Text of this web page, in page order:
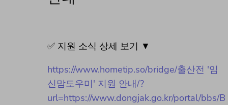
✅ 지원 소식 상세 보기 ▼
https://www.hometip.so/bridge/출산전 '임
신맘도우미' 지원 안내/?
url=https://www.dongjak.go.kr/portal/bbs/B